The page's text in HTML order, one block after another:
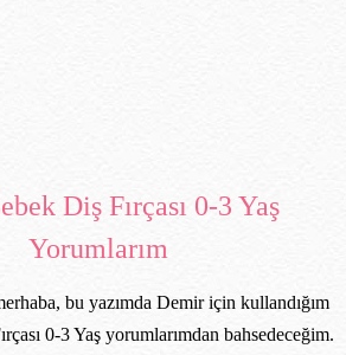
Diş Fırçası 0-3 Yaş
Yorumlarım
bu yazımda Demir için kullandığım
0-3 Yaş yorumlarımdan bahsedeceğim.